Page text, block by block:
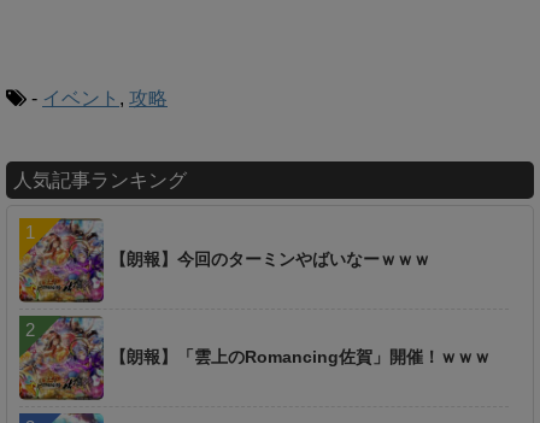
- イベント , 攻略
人気記事ランキング
【朗報】今回のターミンやばいなーｗｗｗ
【朗報】「雲上のRomancing佐賀」開催！ｗｗｗ